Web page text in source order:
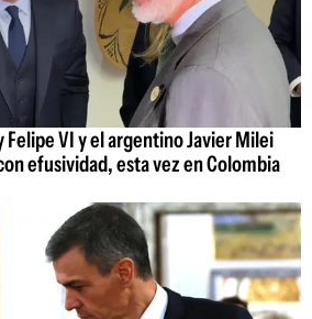
Felipe VI y el argentino Javier Milei
efusividad, esta vez en Colombia